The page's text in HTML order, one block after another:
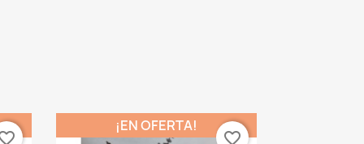
¡EN OFERTA!
favorite_border